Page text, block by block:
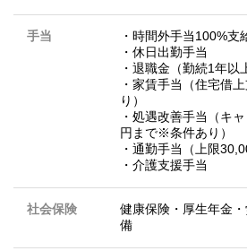
手当
・時間外手当100%支
・休日出勤手当
・退職金（勤続1年以
・家賃手当（住宅借
り）
・処遇改善手当（キ
円まで※条件あり）
・通勤手当（上限
・介護支援手当
社会保険
健康保険・厚生年金
備